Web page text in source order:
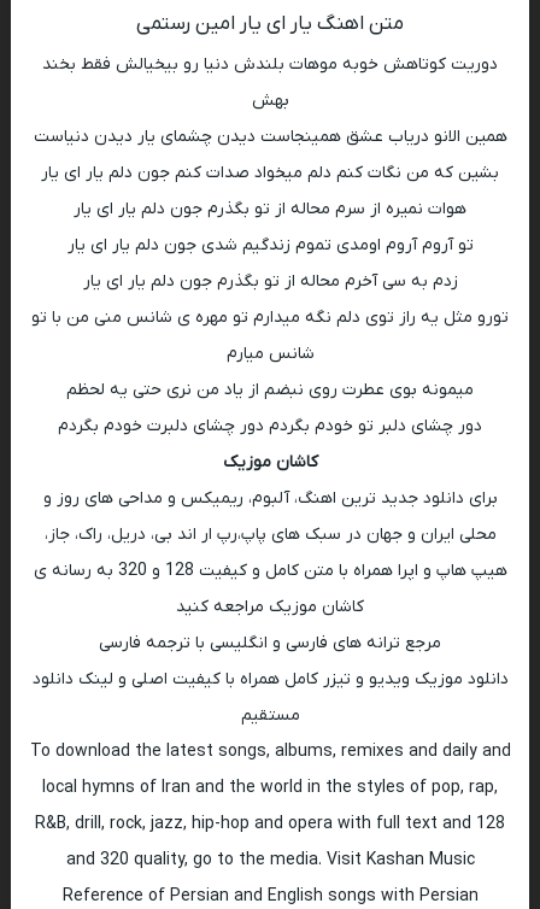
متن اهنگ یار ای یار امین رستمی
دوریت کوتاهش خوبه موهات بلندش دنیا رو بیخیالش فقط بخند
بهش
همین الانو دریاب عشق همینجاست دیدن چشمای یار دیدن دنیاست
بشین که من نگات کنم دلم میخواد صدات کنم جون دلم یار ای یار
هوات نمیره از سرم محاله از تو بگذرم جون دلم یار ای یار
تو آروم آروم اومدی تموم زندگیم شدی جون دلم یار ای یار
زدم به سی آخرم محاله از تو بگذرم جون دلم یار ای یار
تورو مثل یه راز توی دلم نگه میدارم تو مهره ی شانس منی من با تو
شانس میارم
میمونه بوی عطرت روی نبضم از یاد من نری حتی یه لحظم
دور چشای دلبر تو خودم بگردم دور چشای دلبرت خودم بگردم
کاشان موزیک
برای دانلود جدید ترین اهنگ، آلبوم، ریمیکس و مداحی های روز و
محلی ایران و جهان در سبک های پاپ،رپ ار اند بی، دریل، راک، جاز،
هیپ هاپ و اپرا همراه با متن کامل و کیفیت 128 و 320 به رسانه ی
کاشان موزیک مراجعه کنید
مرجع ترانه های فارسی و انگلیسی با ترجمه فارسی
دانلود موزیک ویدیو و تیزر کامل همراه با کیفیت اصلی و لینک دانلود
مستقیم
To download the latest songs, albums, remixes and daily and
local hymns of Iran and the world in the styles of pop, rap,
R&B, drill, rock, jazz, hip-hop and opera with full text and 128
and 320 quality, go to the media. Visit Kashan Music
Reference of Persian and English songs with Persian